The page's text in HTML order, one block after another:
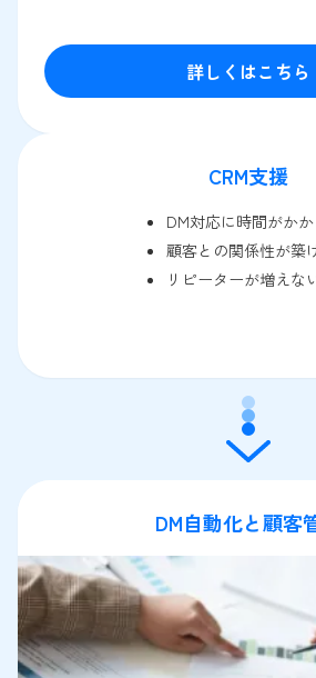
詳しくはこちら
CRM支援
DM対応に時間がかか
顧客との関係性が築
リピーターが増えな
DM自動化と顧客